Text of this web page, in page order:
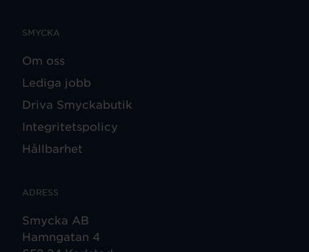
SMYCKA
Om oss
Lediga jobb
Driva Smyckabutik
Integritetspolicy
Hållbarhet
ADRESS
Smycka AB
Hamngatan 4